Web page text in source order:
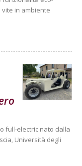
in ambiente
full-electric nato dalla
Università degli